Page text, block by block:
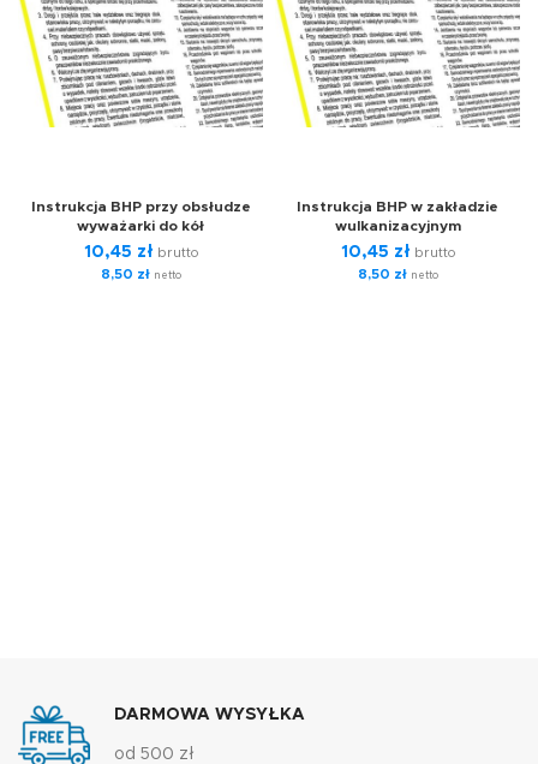
Instrukcja BHP przy obsłudze
wyważarki do kół
10,45 zł brutto
8,50 złnetto
Instrukcja BHP w zakładzie
wulkanizacyjnym
10,45 zł brutto
8,50 złnetto
DARMOWA WYSYŁKA
od 500 zł